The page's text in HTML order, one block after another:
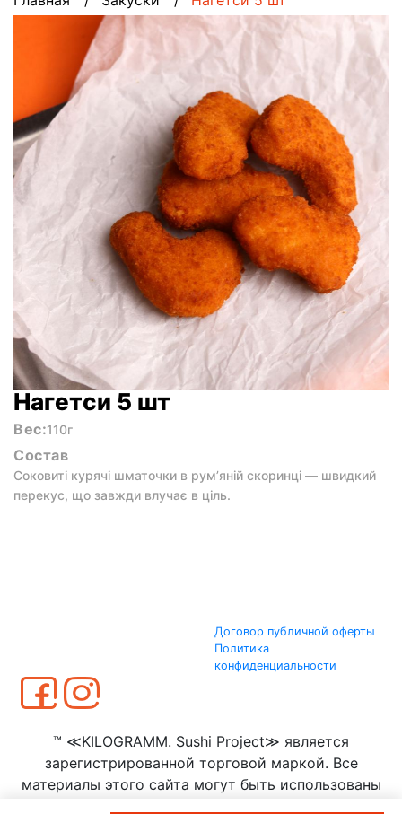
Нагетси 5 шт
Вес:110г
Состав
Соковиті курячі шматочки в рум’яній скоринці — швидкий
перекус, що завжди влучає в ціль.
Договор публичной оферты
Политика
конфиденциальности
™ ≪KILOGRAMM. Sushi Project≫ является
зарегистрированной торговой маркой. Все
материалы этого сайта могут быть использованы